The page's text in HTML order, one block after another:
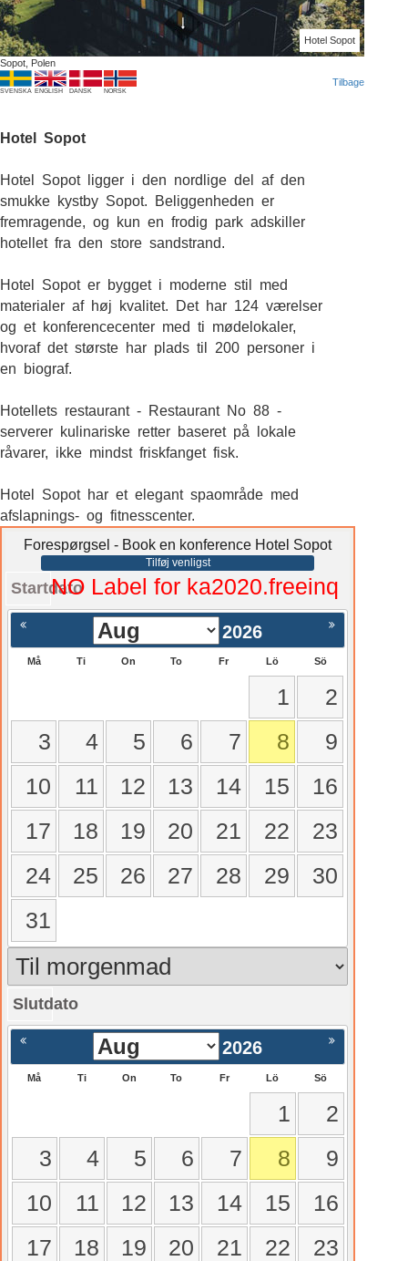
Hotel Sopot
Sopot, Polen
SVENSKA ENGLISH DANSK NORSK
Tilbage
Hotel Sopot
Hotel Sopot ligger i den nordlige del af den
smukke kystby Sopot. Beliggenheden er
fremragende, og kun en frodig park adskiller
hotellet fra den store sandstrand.
Hotel Sopot er bygget i moderne stil med
materialer af høj kvalitet. Det har 124 værelser
og et konferencecenter med ti mødelokaler,
hvoraf det største har plads til 200 personer i
en biograf.
Hotellets restaurant - Restaurant No 88 -
serverer kulinariske retter baseret på lokale
råvarer, ikke mindst friskfanget fisk.
Hotel Sopot har et elegant spaområde med
afslapnings- og fitnesscenter.
Forespørgsel - Book en konference Hotel Sopot
Tilføj venligst
StartdatoNO Label for ka2020.freeinq
2026
Må Ti On To Fr Lö Sö
1
2
3
4 5 6 7 8
9
10
11 12 13 14 15
16
17
18 19 20 21 22
23
24
25 26 27 28 29
30
31
Slutdato
Nästa >
2026
Må Ti On To Fr Lö Sö
1
2
3
4 5 6 7 8
9
10
11 12 13 14 15
16
17
18 19 20 21 22 23